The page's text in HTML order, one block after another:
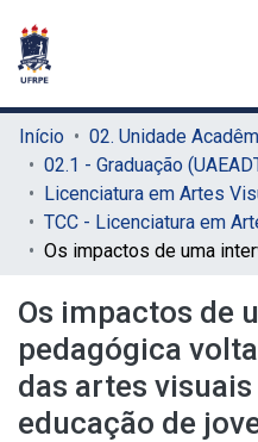
Início
Os impactos de
pedagógica
das artes
educação de